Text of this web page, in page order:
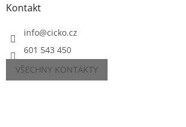
Kontakt
info@cicko.cz
601 543 450
VŠECHNY KONTAKTY